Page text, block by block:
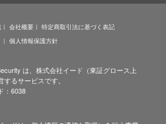
会社概要
特定商取引法に基づく表記
個人情報保護方針
は、株式会社イード（東証グロース上
するサービスです。
：6038